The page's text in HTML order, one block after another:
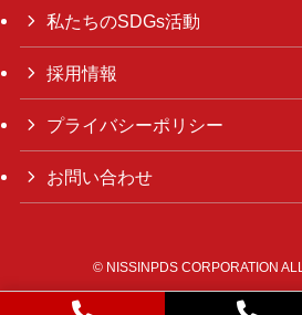
私たちのSDGs活動
採用情報
プライバシーポリシー
お問い合わせ
© NISSINPDS CORPORATION